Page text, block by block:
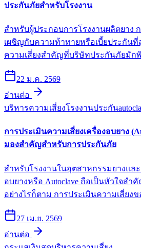
ประกันภัยสำหรับโรงงาน
สำหรับผู้ประกอบการโรงงานผลิตยาง
เผชิญกับความท้าทายหรือเบี้ยประกันที่
ความเสี่ยงสำคัญที่บริษัทประกันภัยมัก
22 ม.ค. 2569
อ่านต่อ
บริหารความเสี่ยงโรงงานประกัน
การประเมินความเสี่ยงเครื่องอบยาง
มองสำคัญสำหรับการประกันภัย
สำหรับโรงงานในอุตสาหกรรมยางแล
อบยางหรือ Autoclave ถือเป็นหัวใจส
อย่างไรก็ตาม การประเมินความเสี่ยงข
27 เม.ย. 2569
อ่านต่อ